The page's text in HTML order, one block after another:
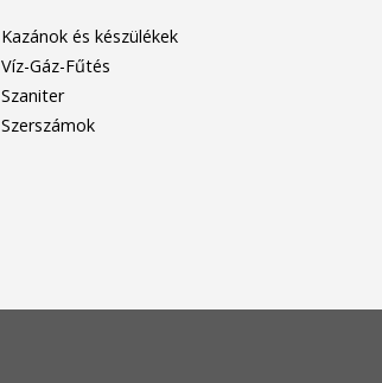
Kazánok és készülékek
Víz-Gáz-Fűtés
Szaniter
Szerszámok